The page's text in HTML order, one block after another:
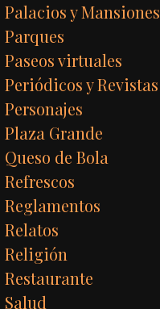
Palacios y Mansiones
Parques
Paseos virtuales
Periódicos y Revistas
Personajes
Plaza Grande
Queso de Bola
Refrescos
Reglamentos
Relatos
Religión
Restaurante
Salud